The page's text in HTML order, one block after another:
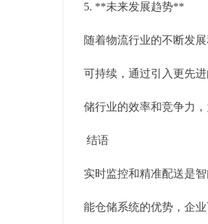
5. **未来发展趋势**
随着物流行业的不断发
可持续，通过引入更先
储行业的效率和竞争力
结语
实时监控和精准配送是
能仓储系统的优势，企